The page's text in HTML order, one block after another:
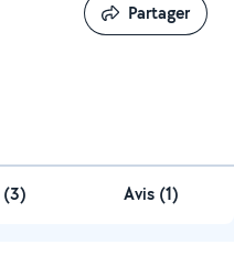
Partager
Partager
(3) Avis (1)